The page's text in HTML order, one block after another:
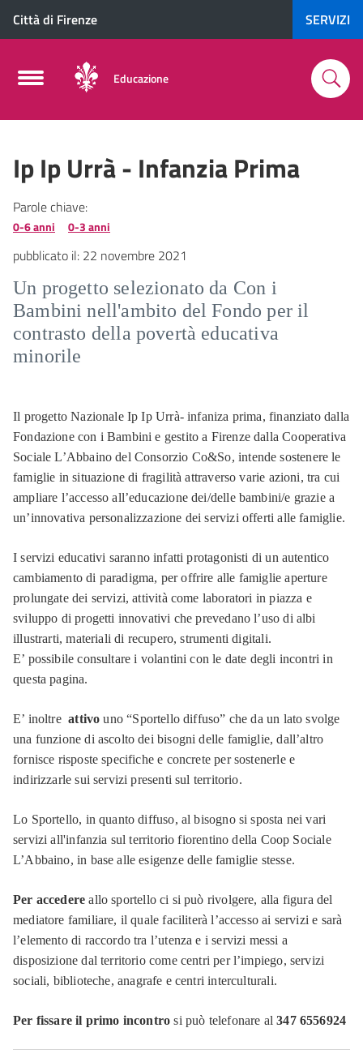
Città di Firenze SERVIZI
Educazione
Ip Ip Urrà - Infanzia Prima
Parole chiave:
0-6 anni 0-3 anni
pubblicato il: 22 novembre 2021
Un progetto selezionato da Con i
Bambini nell'ambito del Fondo per il
contrasto della povertà educativa
minorile
Il progetto Nazionale Ip Ip Urrà- infaniza prima, finanziato dalla
Fondazione con i Bambini e gestito a Firenze dalla Cooperativa
Sociale L’Abbaino del Consorzio Co&So, intende sostenere le
famiglie in situazione di fragilità attraverso varie azioni, tra cui
ampliare l’accesso all’educazione dei/delle bambini/e grazie a
un’innovativa personalizzazione dei servizi offerti alle famiglie.
I servizi educativi saranno infatti protagonisti di un autentico
cambiamento di paradigma, per offrire alle famiglie aperture
prolungate dei servizi, attività come laboratori in piazza e
sviluppo di progetti innovativi che prevedano l’uso di albi
illustrarti, materiali di recupero, strumenti digitali.
E’ possibile consultare i volantini con le date degli incontri in
questa pagina.
E’ inoltreattivouno “Sportello diffuso” che da un lato svolge
una funzione di ascolto dei bisogni delle famiglie, dall’altro
fornisce risposte specifiche e concrete per sostenerle e
indirizzarle sui servizi presenti sul territorio.
Lo Sportello, in quanto diffuso, al bisogno si sposta nei vari
servizi all'infanzia sul territorio fiorentino della Coop Sociale
L’Abbaino, in base alle esigenze delle famiglie stesse.
Per accedereallo sportello ci si può rivolgere, alla figura del
mediatore familiare, il quale faciliterà l’accesso ai servizi e sarà
l’elemento di raccordo tra l’utenza e i servizi messi a
disposizione dal territorio come centri per l’impiego, servizi
sociali, biblioteche, anagrafe e centri interculturali.
Per fissare il primo incontrosi può telefonare al347 6556924